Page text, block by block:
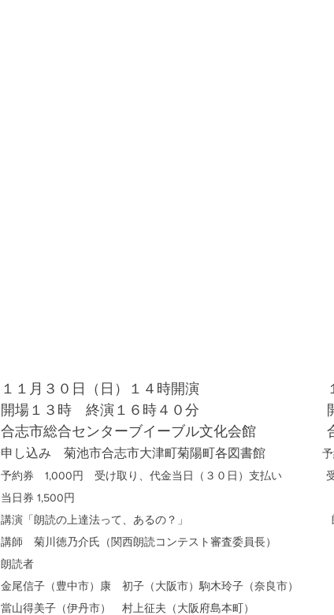
１１月３０日（日）１４時開演　　　　　　　　
開場１３時　終演１６時４０分　　　　　　　　　
合志市総合センターブイーブル文化会館　　　　
申し込み　菊池市合志市大津町菊陽町各図書館
予約　
予約券　1,000円　受け取り、代金当日（３０日）支払い　　　
当日券 1,500円
講演「朗読の上達法って、あるの？」　　　　　　　　　　　　　
講師　菊川徳乃介氏（関西朗読コンテスト審査委員長）　　　　
朗読者　　　　　　　　　　　　　　　　　　　　　　　　　　
金尾信子（豊中市）康　初子（大阪市）駒木玲子（奈良市）　　
當山得美子（伊丹市）　村上征夫（大阪府島本町）